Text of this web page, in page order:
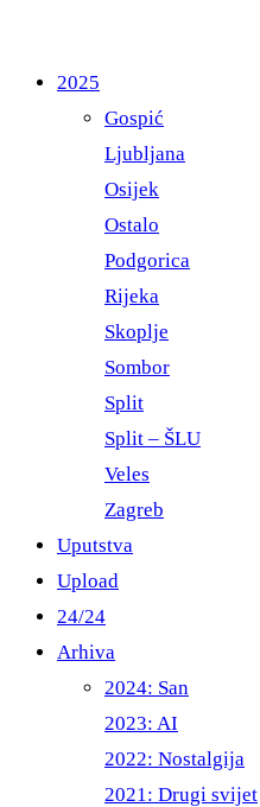
2025
Gospić
Ljubljana
Osijek
Ostalo
Podgorica
Rijeka
Skoplje
Sombor
Split
Split – ŠLU
Veles
Zagreb
Uputstva
Upload
24/24
Arhiva
2024: San
2023: AI
2022: Nostalgija
2021: Drugi svijet